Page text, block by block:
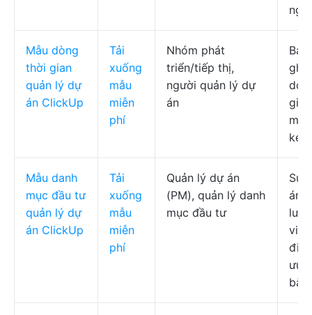
Mẫu dòng
thời gian
quản lý dự
án ClickUp
Tải
xuống
mẫu
miễn
phí
Nhóm phát
triển/tiếp thị,
người quản lý dự
án
ghi
kéo
Mẫu danh
mục đầu tư
quản lý dự
án ClickUp
Tải
xuống
mẫu
miễn
phí
Quản lý dự án
(PM), quản lý danh
mục đầu tư
án,
ưu